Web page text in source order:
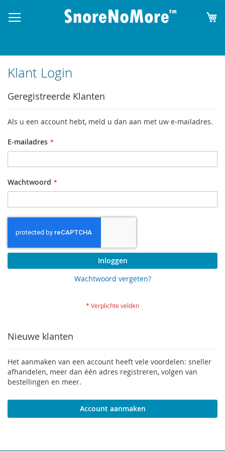
Klant Login
Geregistreerde Klanten
Als u een account hebt, meld u dan aan met uw e-mailadres.
E-mailadres
Wachtwoord
Inloggen
Wachtwoord vergeten?
Nieuwe klanten
Het aanmaken van een account heeft vele voordelen: sneller
afhandelen, meer dan één adres registreren, volgen van
bestellingen en meer.
Account aanmaken